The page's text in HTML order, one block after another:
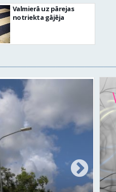
Valmierā uz pārejas
notriekta gājēja